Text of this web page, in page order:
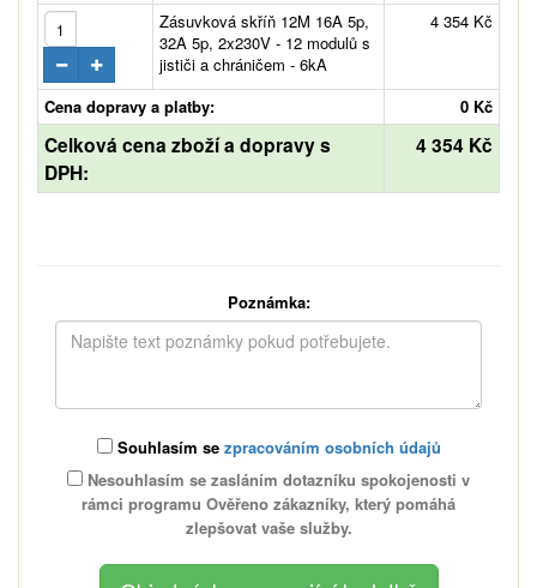
Zásuvková skříň 12M 16A 5p,
32A 5p, 2x230V - 12 modulů s
jističi a chráničem - 6kA
4 354 Kč
Cena dopravy a platby: 0 Kč
Celková cena zboží a dopravy s
DPH:
4 354 Kč
Poznámka:
Souhlasím se zpracováním osobních údajů
Nesouhlasím se zasláním dotazníku spokojenosti v
rámci programu Ověřeno zákazníky, který pomáhá
zlepšovat vaše služby.